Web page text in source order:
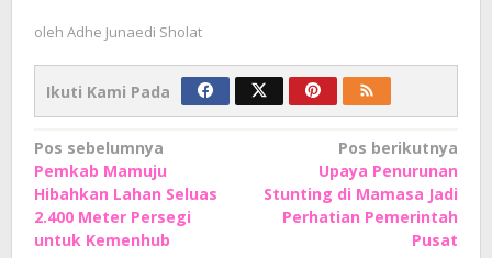
oleh Adhe Junaedi Sholat
Ikuti Kami Pada
Navigasi
pos
Pos sebelumnya
Pemkab Mamuju
Hibahkan Lahan Seluas
2.400 Meter Persegi
untuk Kemenhub
Pos berikutnya
Upaya Penurunan
Stunting di Mamasa Jadi
Perhatian Pemerintah
Pusat